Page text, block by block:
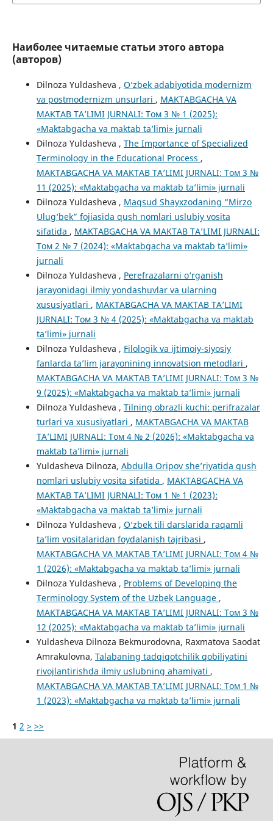
Наиболее читаемые статьи этого автора
(авторов)
Dilnoza Yuldasheva , O‘zbek adabiyotida modernizm
va postmodernizm unsurlari , MAKTABGACHA VA
MAKTAB TA’LIMI JURNALI: Том 3 № 1 (2025):
«Maktabgacha va maktab ta’limi» jurnali
Dilnoza Yuldasheva , The Importance of Specialized
Terminology in the Educational Process ,
MAKTABGACHA VA MAKTAB TA’LIMI JURNALI: Том 3 №
11 (2025): «Maktabgacha va maktab ta’limi» jurnali
Dilnoza Yuldasheva , Maqsud Shayxzodaning “Mirzo
Ulug‘bek” fojiasida qush nomlari uslubiy vosita
sifatida , MAKTABGACHA VA MAKTAB TA’LIMI JURNALI:
Том 2 № 7 (2024): «Maktabgacha va maktab ta’limi»
jurnali
Dilnoza Yuldasheva , Perefrazalarni o‘rganish
jarayonidagi ilmiy yondashuvlar va ularning
xususiyatlari , MAKTABGACHA VA MAKTAB TA’LIMI
JURNALI: Том 3 № 4 (2025): «Maktabgacha va maktab
ta’limi» jurnali
Dilnoza Yuldasheva , Filologik va ijtimoiy-siyosiy
fanlarda ta’lim jarayonining innovatsion metodlari ,
MAKTABGACHA VA MAKTAB TA’LIMI JURNALI: Том 3 №
9 (2025): «Maktabgacha va maktab ta’limi» jurnali
Dilnoza Yuldasheva , Tilning obrazli kuchi: perifrazalar
turlari va xususiyatlari , MAKTABGACHA VA MAKTAB
TA’LIMI JURNALI: Том 4 № 2 (2026): «Maktabgacha va
maktab ta’limi» jurnali
Yuldasheva Dilnoza, Abdulla Oripov she’riyatida qush
nomlari uslubiy vosita sifatida , MAKTABGACHA VA
MAKTAB TA’LIMI JURNALI: Том 1 № 1 (2023):
«Maktabgacha va maktab ta’limi» jurnali
Dilnoza Yuldasheva , O‘zbek tili darslarida raqamli
ta’lim vositalaridan foydalanish tajribasi ,
MAKTABGACHA VA MAKTAB TA’LIMI JURNALI: Том 4 №
1 (2026): «Maktabgacha va maktab ta’limi» jurnali
Dilnoza Yuldasheva , Problems of Developing the
Terminology System of the Uzbek Language ,
MAKTABGACHA VA MAKTAB TA’LIMI JURNALI: Том 3 №
12 (2025): «Maktabgacha va maktab ta’limi» jurnali
Yuldasheva Dilnoza Bekmurodovna, Raxmatova Saodat
Amrakulovna, Talabaning tadqiqotchilik qobiliyatini
rivojlantirishda ilmiy uslubning ahamiyati ,
MAKTABGACHA VA MAKTAB TA’LIMI JURNALI: Том 1 №
1 (2023): «Maktabgacha va maktab ta’limi» jurnali
1 2 > >>